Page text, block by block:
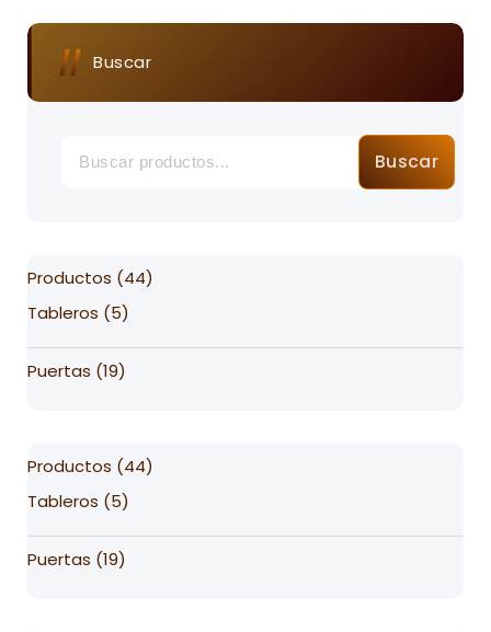
Buscar
Buscar
Productos 4444
Tableros 55
Puertas 1919
Productos 4444
Tableros 55
Puertas 1919